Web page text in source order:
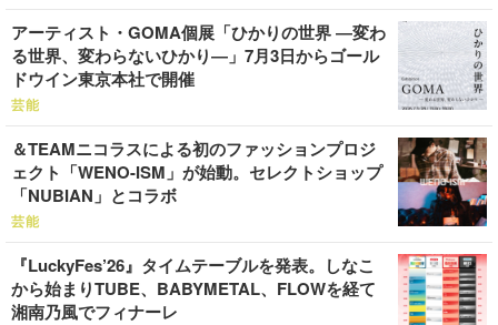
アーティスト・GOMA個展「ひかりの世界 ―変わ
る世界、変わらないひかり―」7月3日からゴール
ドウイン東京本社で開催
芸能
＆TEAMニコラスによる初のファッションプロジ
ェクト「WENO-ISM」が始動。セレクトショップ
「NUBIAN」とコラボ
芸能
『LuckyFes’26』タイムテーブルを発表。しなこ
から始まりTUBE、BABYMETAL、FLOWを経て
湘南乃風でフィナーレ